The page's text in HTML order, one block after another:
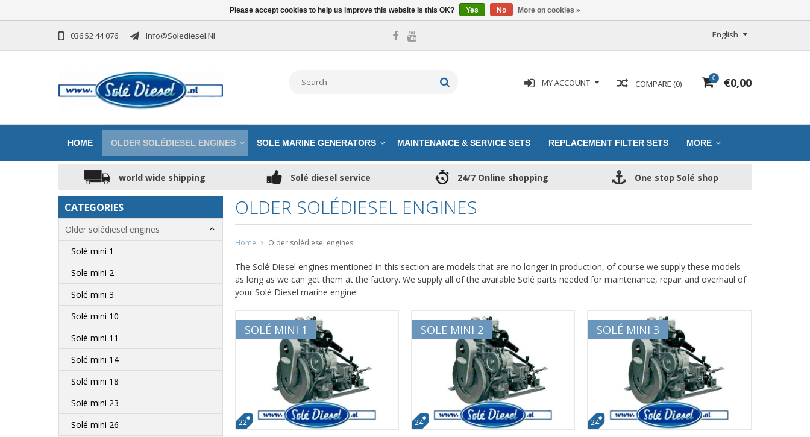
036 52 44 076 Info@solediesel.nl English
0 €0,00
COMPARE (0)
MY ACCOUNT
HOME OLDER SOLÉDIESEL ENGINES SOLE MARINE GENERATORS MAINTENANCE & SERVICE SETS REPLACEMENT FILTER SETS MORE
world wide shipping Solé diesel service 24/7 Online shopping One stop Solé shop
CATEGORIES
Older solédiesel engines
Solé mini 1
Sole mini 2
Solé mini 3
Solé mini 10
Solé mini 11
Solé mini 14
Solé mini 18
Solé mini 23
Solé mini 26
OLDER SOLÉDIESEL ENGINES
Home Older solédiesel engines
The Solé Diesel engines mentioned in this section are models that are no longer in production, of course we supply these models
as long as we can get them at the factory. We supply all of the available Solé parts needed for maintenance, repair and overhaul of
your Solé Diesel marine engine.
SOLÉ MINI 1
22
SOLE MINI 2
24
SOLÉ MINI 3
24
Please accept cookies to help us improve this website Is this OK? Yes No More on cookies »